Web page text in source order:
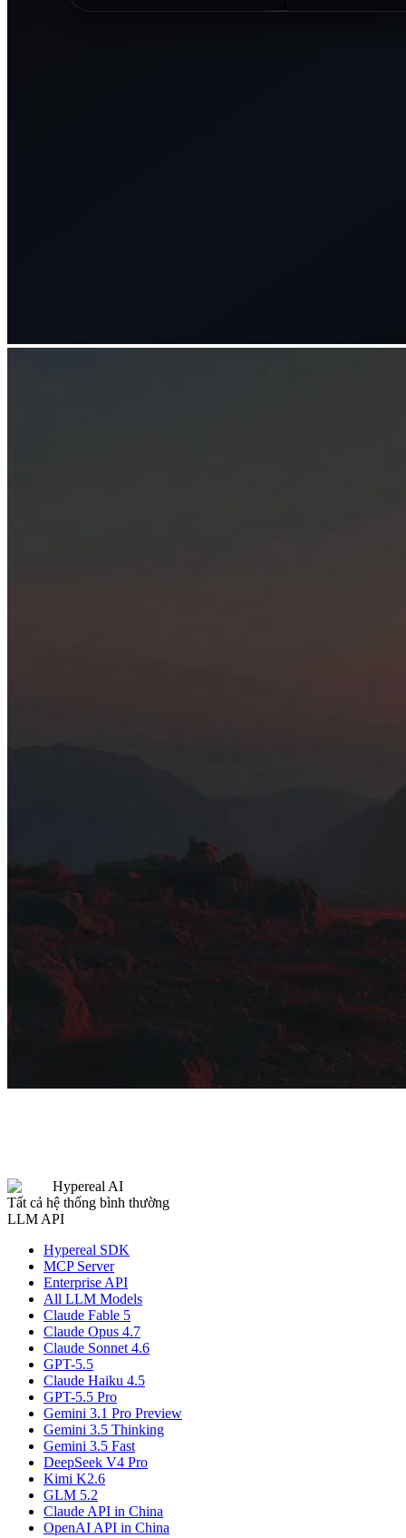
Hypereal AI
Tất cả hệ thống bình thường
LLM API
Hypereal SDK
MCP Server
Enterprise API
All LLM Models
Claude Fable 5
Claude Opus 4.7
Claude Sonnet 4.6
GPT-5.5
Claude Haiku 4.5
GPT-5.5 Pro
Gemini 3.1 Pro Preview
Gemini 3.5 Thinking
Gemini 3.5 Fast
DeepSeek V4 Pro
Kimi K2.6
GLM 5.2
Claude API in China
OpenAI API in China